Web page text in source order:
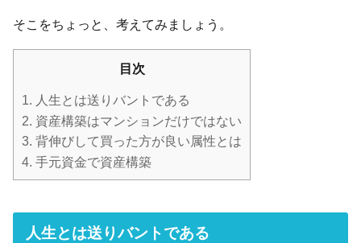
そこをちょっと、考えてみましょう。
目次
1. 人生とは送りバントである
2. 資産構築はマンションだけではない
3. 背伸びして買った方が良い属性とは
4. 手元資金で資産構築
人生とは送りバントである